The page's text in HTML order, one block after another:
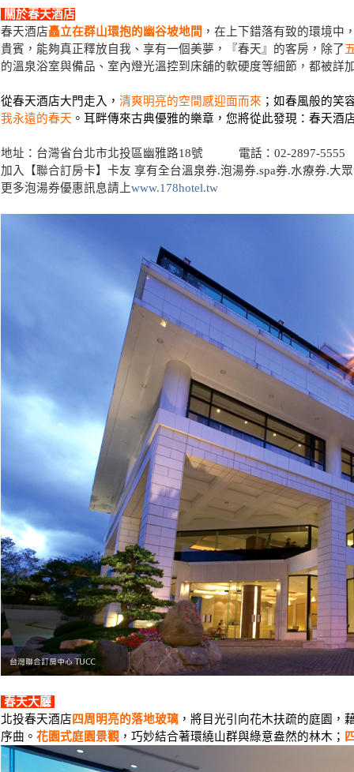
關於春天酒店
春天酒店矗立在群山環抱的幽谷坡地間 ，在上下錯落有致的環境中
貴賓，能夠真正釋放自我、享有一個美夢，『春天』的客房，除了
的溫泉浴室與備品、室內燈光溫控到床舖的軟硬度等細節，都被
從春天酒店大門走入， 清爽明亮的空間感迎面而來 ；如春風般的笑
我永遠的春天 。耳畔傳來古典優雅的樂章，您將從此發現：春天
地址：台灣省台北市北投區幽雅路18號 電話：02-2897-5555
加入【聯合訂房卡】卡友 享有全台溫泉券.泡湯券.spa券.水療券.大
更多泡湯券優惠訊息請上www.178hotel.tw
春天大廳
北投春天酒店 四周明亮的落地玻璃 ，將目光引向花木扶疏的庭園，
序曲。 花園式庭園景觀 ，巧妙結合著環繞山群與綠意盎然的林木；